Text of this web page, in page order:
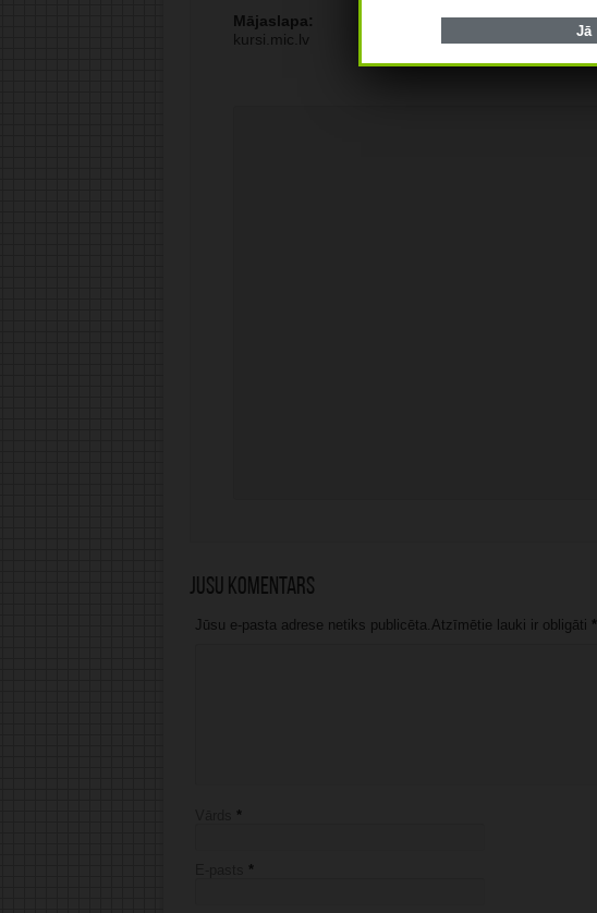
Mājaslapa:
kursi.mic.lv
Jūsu komentārs
Jūsu e-pasta adrese netiks publicēta.Atzīmētie lauki ir obligāti *
*
*
Jā